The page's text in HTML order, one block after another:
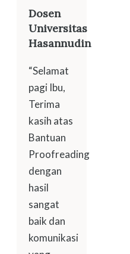
Dosen
Universitas
Hasannudin
“Selamat
pagi Ibu,
Terima
kasih atas
Bantuan
Proofreading
dengan
hasil
sangat
baik dan
komunikasi